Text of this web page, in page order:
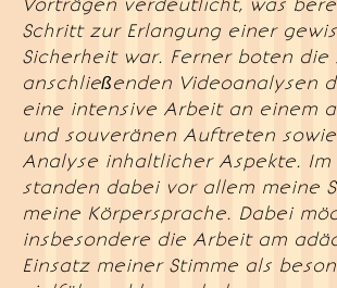
Schritt zur Erlangung einer
Sicherheit war. Ferner boten die
anschließenden Videoanalysen
eine intensive Arbeit an einem
und souveränen Auftreten
Analyse inhaltlicher Aspekte. Im
standen dabei vor allem meine
meine Körpersprache. Dabei
insbesondere die Arbeit am
Einsatz meiner Stimme als